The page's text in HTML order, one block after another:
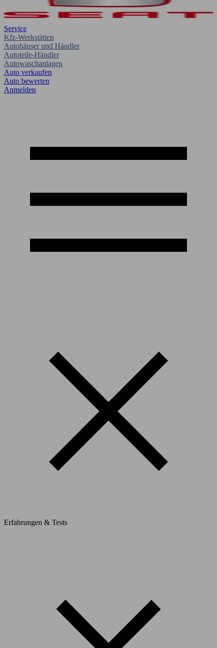
Service
Kfz-Werkstätten
Autohäuser und Händler
Autoteile-Händler
Autowaschanlagen
Auto verkaufen
Auto bewerten
Anmelden
Erfahrungen & Tests